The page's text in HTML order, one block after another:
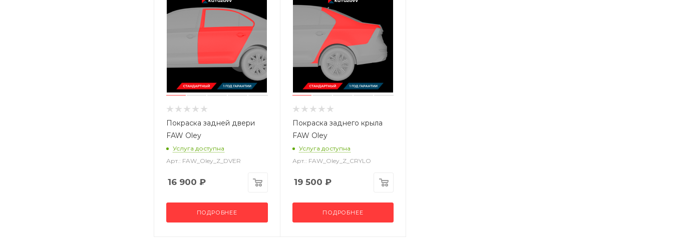
Покраска задней двери
FAW Oley
Услуга доступна
Арт.: FAW_Oley_Z_DVER
16 900 ₽
ПОДРОБНЕЕ
Покраска заднего крыла
FAW Oley
Услуга доступна
Арт.: FAW_Oley_Z_CRYLO
19 500 ₽
ПОДРОБНЕЕ